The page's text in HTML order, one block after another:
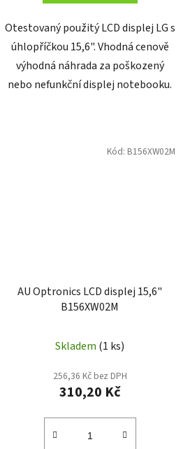
Otestovaný použitý LCD displej LG s
úhlopříčkou 15,6". Vhodná cenově
výhodná náhrada za poškozený
nebo nefunkční displej notebooku.
AU Optronics LCD displej 15,6"
B156XW02M
Skladem (1 ks)
256,36 Kč bez DPH
310,20 Kč
Kód: B156XW02M